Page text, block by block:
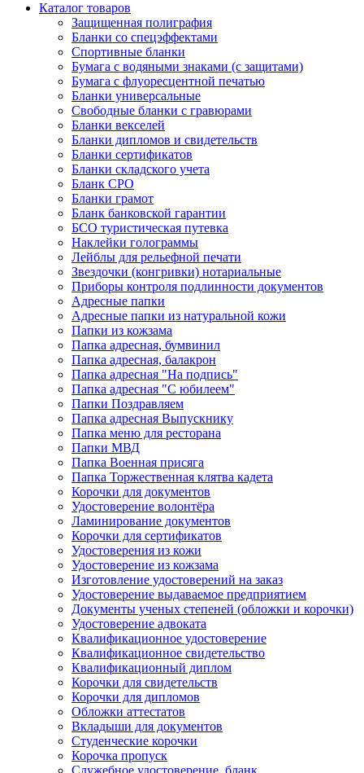
Каталог товаров
Защищенная полиграфия
Бланки со спецэффектами
Спортивные бланки
Бумага с водяными знаками (с защитами)
Бумага с флуоресцентной печатью
Бланки универсальные
Свободные бланки с гравюрами
Бланки векселей
Бланки дипломов и свидетельств
Бланки сертификатов
Бланки складского учета
Бланк СРО
Бланки грамот
Бланк банковской гарантии
БСО туристическая путевка
Наклейки голограммы
Лейблы для рельефной печати
Звездочки (конгривки) нотариальные
Приборы контроля подлинности документов
Адресные папки
Адресные папки из натуральной кожи
Папки из кожзама
Папка адресная, бумвинил
Папка адресная, балакрон
Папка адресная "На подпись"
Папка адресная "C юбилеем"
Папки Поздравляем
Папка адресная Выпускнику
Папка меню для ресторана
Папки МВД
Папка Военная присяга
Папка Торжественная клятва кадета
Корочки для документов
Удостоверение волонтёра
Ламинирование документов
Корочки для сертификатов
Удостоверения из кожи
Удостоверение из кожзама
Изготовление удостоверений на заказ
Удостоверение выдаваемое предприятием
Документы ученых степеней (обложки и корочки)
Удостоверение адвоката
Квалификационное удостоверение
Квалификационное свидетельство
Квалификационный диплом
Корочки для свидетельств
Корочки для дипломов
Обложки аттестатов
Вкладыши для документов
Студенческие корочки
Корочка пропуск
Служебное удостоверение, бланк